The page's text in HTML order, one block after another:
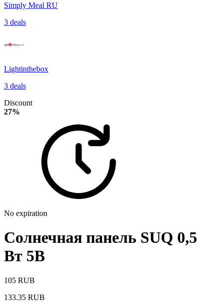
Simply Meal RU
3 deals
Lightinthebox
3 deals
Discount
27%
No expiration
Солнечная панель SUQ 0,5
Вт 5В
105 RUB
133.35 RUB